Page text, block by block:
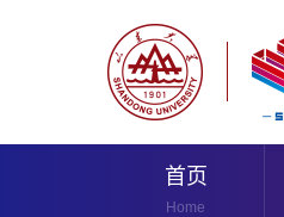
首页
Home